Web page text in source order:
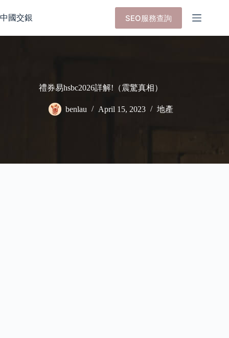
to
content
中國交銀 SEO服務查詢
禮券易hsbc2026詳解!（震驚真相）
benlau April 15, 2023 地產